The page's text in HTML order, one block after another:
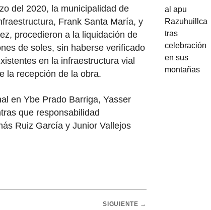
del 2020, la municipalidad de
Frank Santa María, y
procedieron a la liquidación de
de soles, sin haberse verificado
en la infraestructura vial
la recepción de la obra.
en Ybe Prado Barriga, Yasser
que responsabilidad
Ruiz García y Junior Vallejos
SIGUIENTE →